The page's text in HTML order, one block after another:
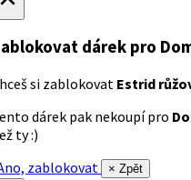
dárek pro
si zablokovat Estrid
dárek pak nekoupí pro
ty :)
zablokovat
× Zpět